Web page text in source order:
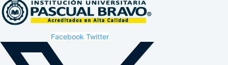
Facebook Twitter